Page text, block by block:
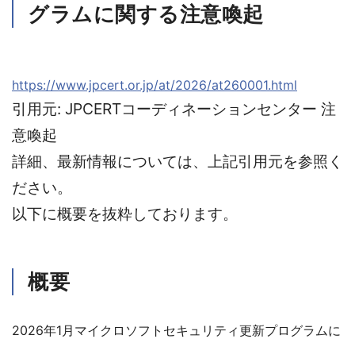
グラムに関する注意喚起
https://www.jpcert.or.jp/at/2026/at260001.html
引用元: JPCERTコーディネーションセンター 注
意喚起
詳細、最新情報については、上記引用元を参照く
ださい。
以下に概要を抜粋しております。
概要
2026年1月マイクロソフトセキュリティ更新プログラムに